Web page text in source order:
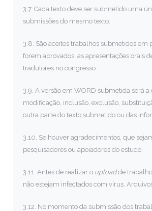
3.7. Cada texto deve ser submetido uma
submissões do mesmo texto.
3.8. São aceitos trabalhos submetidos em
forem aprovados, as apresentações orais
tradutores no congresso.
3.9. A versão em WORD submetida será
modificação, inclusão, exclusão,
outra parte do texto submetido ou das
3.10. Se houver agradecimentos, que
pesquisadores ou apoiadores do estudo.
3.11. Antes de realizar o uploadde
não estejam infectados com vírus.
3.12. No momento da submissão dos